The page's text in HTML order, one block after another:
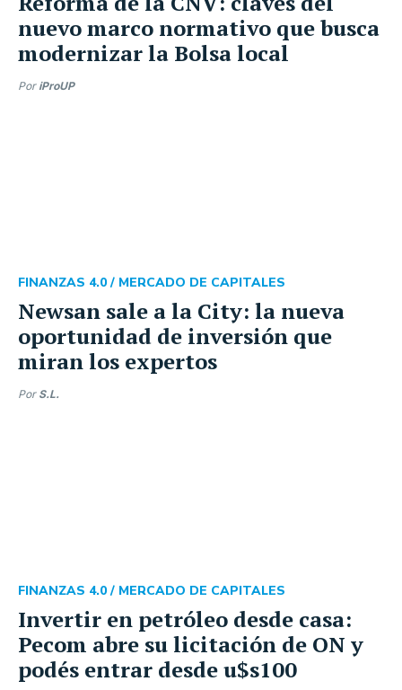
nuevo marco normativo que busca
modernizar la Bolsa local
Por iProUP
Newsan sale a la City: la nueva
oportunidad de inversión que
miran los expertos
FINANZAS 4.0 / MERCADO DE CAPITALES
Por S.L.
Invertir en petróleo desde casa:
Pecom abre su licitación de ON y
podés entrar desde u$s100
FINANZAS 4.0 / MERCADO DE CAPITALES